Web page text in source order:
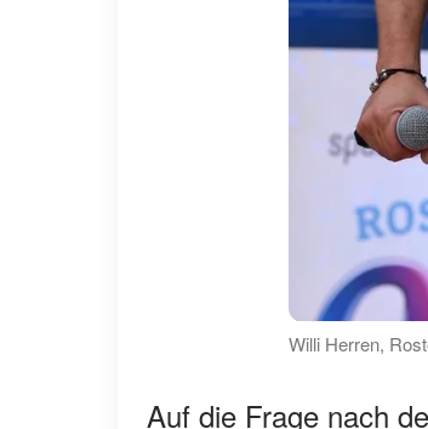
Willi Herren,
Auf die Frage nach